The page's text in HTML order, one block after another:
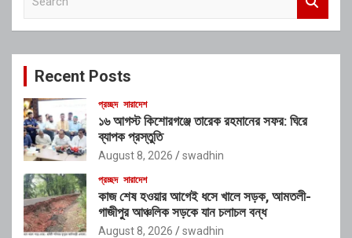
c
Recent Posts
প্রচ্ছদ সারাদেশ
১৬ আগস্ট কিশোরগঞ্জে তারেক রহমানের সফর: ঘিরে
ব্যাপক প্রস্তুতি
August 8, 2026 swadhin
প্রচ্ছদ সারাদেশ
কাজ শেষ হওয়ার আগেই ধসে খালে সড়ক, আমতলী-
গাজীপুর আঞ্চলিক সড়কে যান চলাচল বন্ধ
August 8, 2026 swadhin